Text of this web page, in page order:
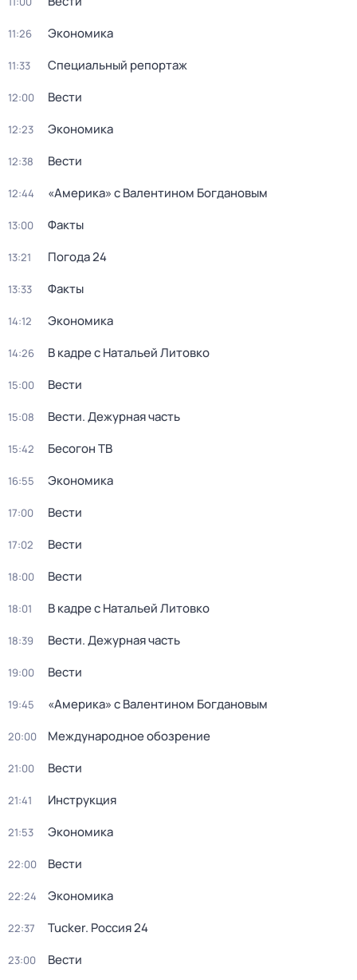
11:26 Экономика
11:33 Специальный репортаж
12:00 Вести
12:23 Экономика
12:38 Вести
12:44 «Америка» с Валентином Богдановым
13:00 Факты
13:21 Погода 24
13:33 Факты
14:12 Экономика
14:26 В кадре с Натальей Литовко
15:00 Вести
15:08 Вести. Дежурная часть
15:42 Бесогон ТВ
16:55 Экономика
17:00 Вести
17:02 Вести
18:00 Вести
18:01 В кадре с Натальей Литовко
18:39 Вести. Дежурная часть
19:00 Вести
19:45 «Америка» с Валентином Богдановым
20:00 Международное обозрение
21:00 Вести
21:41 Инструкция
21:53 Экономика
22:00 Вести
22:24 Экономика
22:37 Tucker. Россия 24
23:00 Вести